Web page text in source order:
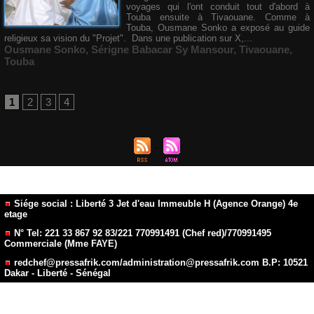
voyages qui l'ont conduit tout d'abord à
Touba ensuite à Tivaouane. Comme à
Touba, Ousmane Sonko a exposé au guide
religieux sa vision du "Projet". Dans une publication sur X,...
Ousmane Sonko, Sérigne Babacar Sy Mansour, Tivaouane,
Touba
1 2 3 4
Siége social : Liberté 3 Jet d'eau Immeuble H (Agence Orange) 4e
etage
N° Tel: 221 33 867 92 83/221 770991491 (Chef red)/770991495
Commerciale (Mme FAYE)
redchef@pressafrik.com/administration@pressafrik.com B.P: 10521
Dakar - Liberté - Sénégal